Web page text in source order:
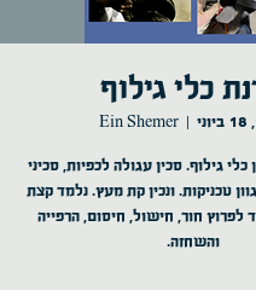
כלי גילוף
  |
Ein Shemer
כלי גילוף. סכין עגולה לכפיות, סכיני
טכניקות. ונכין קת מעץ. נלמד קצת
לפרוץ חור, חישול, חיסום, הרפייה